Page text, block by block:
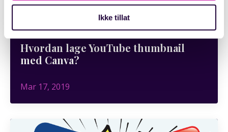
Ikke tillat
Hvordan lage YouTube thumbnail
med Canva?
Mar 17, 2019